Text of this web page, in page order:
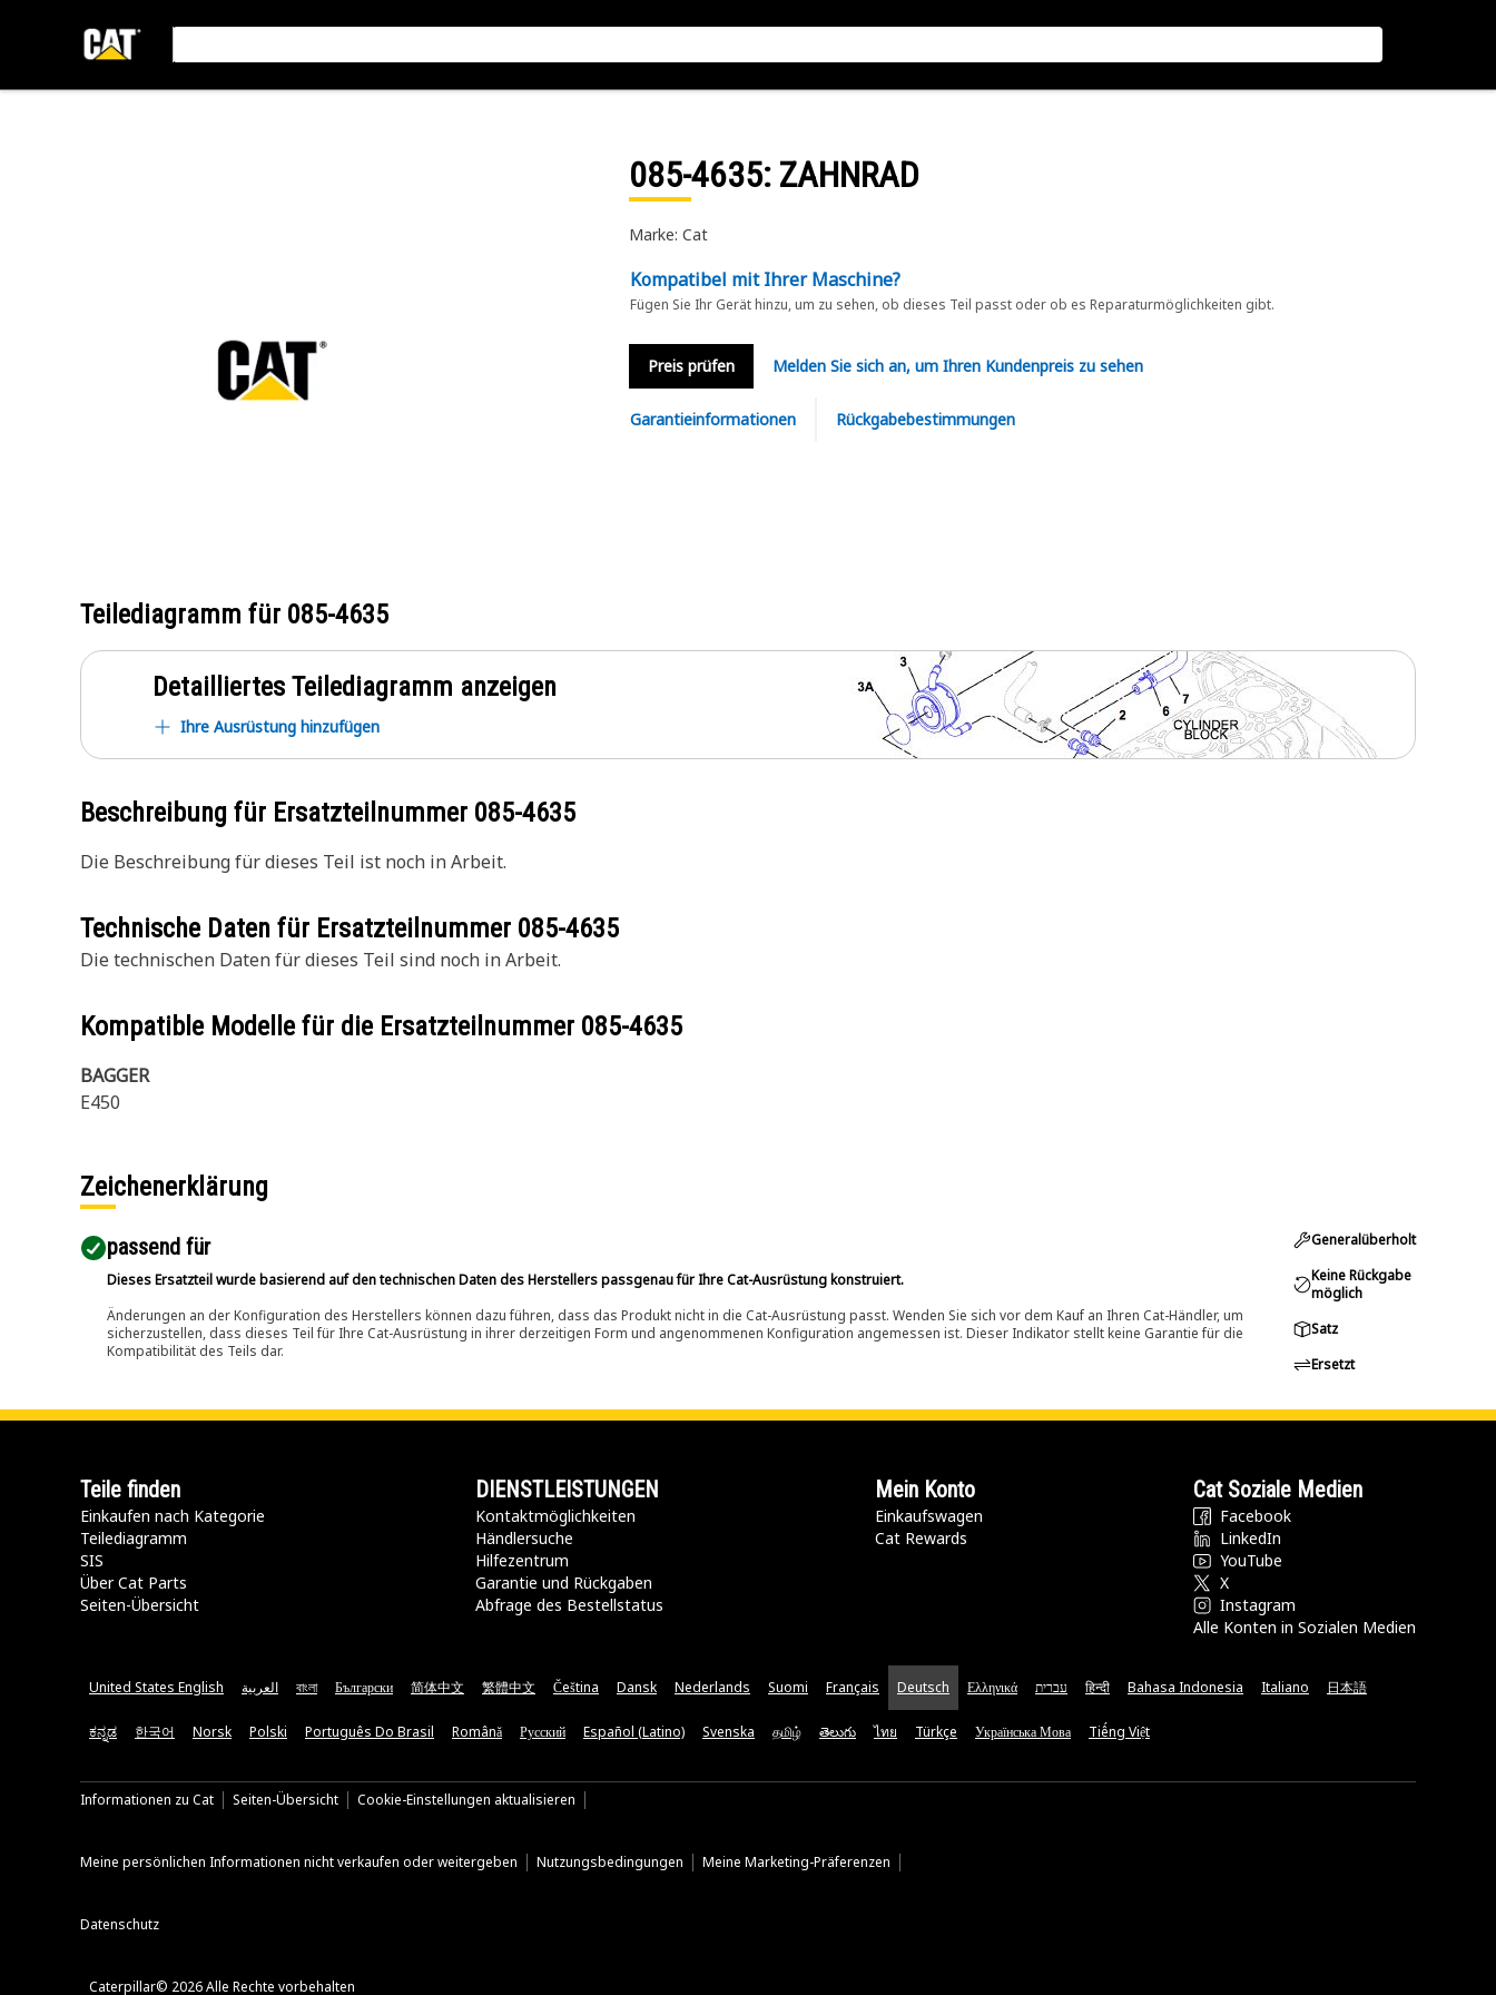
085-4635: ZAHNRAD
Marke: Cat
Kompatibel mit Ihrer Maschine?
Fügen Sie Ihr Gerät hinzu, um zu sehen, ob dieses Teil passt oder ob es Reparaturmöglichkeiten gibt.
Preis prüfen Melden Sie sich an, um Ihren Kundenpreis zu sehen
Garantieinformationen Rückgabebestimmungen
Teilediagramm für 085-4635
Detailliertes Teilediagramm anzeigen
Ihre Ausrüstung hinzufügen
Beschreibung für Ersatzteilnummer 085-4635
Die Beschreibung für dieses Teil ist noch in Arbeit.
Technische Daten für Ersatzteilnummer 085-4635
Die technischen Daten für dieses Teil sind noch in Arbeit.
Kompatible Modelle für die Ersatzteilnummer 085-4635
BAGGER
E450
Zeichenerklärung
passend für​
Dieses Ersatzteil wurde basierend auf den technischen Daten des Herstellers passgenau für Ihre Cat-Ausrüstung konstruiert.
Änderungen an der Konfiguration des Herstellers können dazu führen, dass das Produkt nicht in die Cat-Ausrüstung passt. Wenden Sie sich vor dem Kauf an Ihren Cat-Händler, um
sicherzustellen, dass dieses Teil für Ihre Cat-Ausrüstung in ihrer derzeitigen Form und angenommenen Konfiguration angemessen ist. Dieser Indikator stellt keine Garantie für die
Kompatibilität des Teils dar.
Generalüberholt
Keine Rückgabe
möglich
Satz
Ersetzt
Teile finden
Einkaufen nach Kategorie
Teilediagramm
SIS
Über Cat Parts
Seiten-Übersicht
DIENSTLEISTUNGEN
Kontaktmöglichkeiten​
Händlersuche
Hilfezentrum
Garantie und Rückgaben
Abfrage des Bestellstatus
Mein Konto
Einkaufswagen
Cat Rewards
Cat Soziale Medien
Facebook
LinkedIn
YouTube
X
Instagram
Alle Konten in Sozialen Medien
United States English العربية বাংলা Български 简体中文 繁體中文 Čeština Dansk Nederlands Suomi Français Deutsch Ελληνικά עברית हिन्दी Bahasa Indonesia Italiano 日本語
ಕನ್ನಡ 한국어 Norsk Polski Português Do Brasil Română Русский Español (Latino) Svenska தமிழ் తెలుగు ไทย Türkçe Українська Мова Tiếng Việt
Informationen zu Cat Seiten-Übersicht Cookie-Einstellungen aktualisieren
Meine persönlichen Informationen nicht verkaufen oder weitergeben Nutzungsbedingungen Meine Marketing-Präferenzen
Datenschutz
Caterpillar© 2026 Alle Rechte vorbehalten